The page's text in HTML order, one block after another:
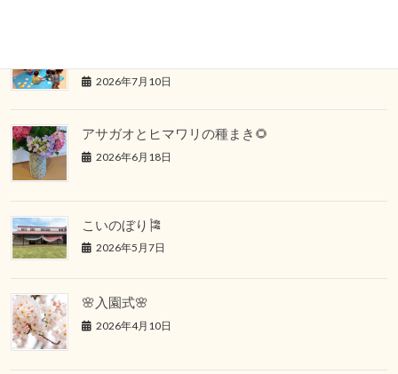
2026年7月10日
アサガオとヒマワリの種まき🌻
2026年6月18日
こいのぼり🎏
2026年5月7日
🌸入園式🌸
2026年4月10日